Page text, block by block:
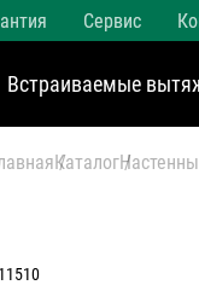
Сервис
Встраиваемые
Каталог